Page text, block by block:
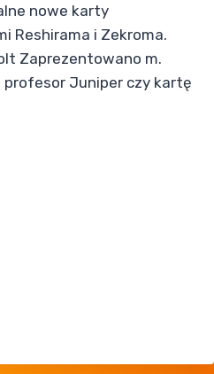
nowe karty
Reshirama i Zekroma.
Zaprezentowano m.
Juniper czy kartę